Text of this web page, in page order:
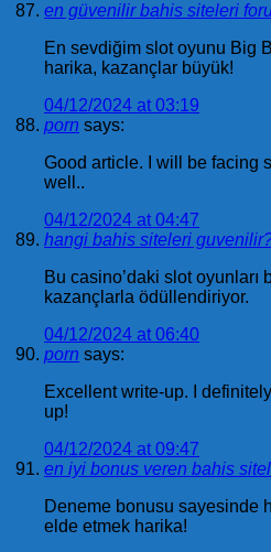
en güvenilir bahis siteleri
En sevdiğim slot oyunu Big
harika, kazançlar büyük!
04/12/2024 at 03:19
porn says:
Good article. I will be facing
well..
04/12/2024 at 04:47
hangi bahis siteleri
Bu casino’daki slot oyunları
kazançlarla ödüllendiriyor.
04/12/2024 at 06:40
porn says:
Excellent write-up. I
up!
04/12/2024 at 09:47
en iyi bonus veren bahis
Deneme bonusu sayesinde
elde etmek harika!